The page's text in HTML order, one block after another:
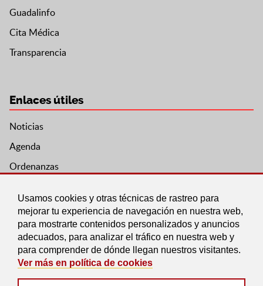
Usamos cookies y otras técnicas de rastreo para
mejorar tu experiencia de navegación en nuestra web,
para mostrarte contenidos personalizados y anuncios
adecuados, para analizar el tráfico en nuestra web y
para comprender de dónde llegan nuestros visitantes.
Ver más en política de cookies
Guadalinfo
Cita Médica
Transparencia
Enlaces útiles
Noticias
Agenda
Ordenanzas